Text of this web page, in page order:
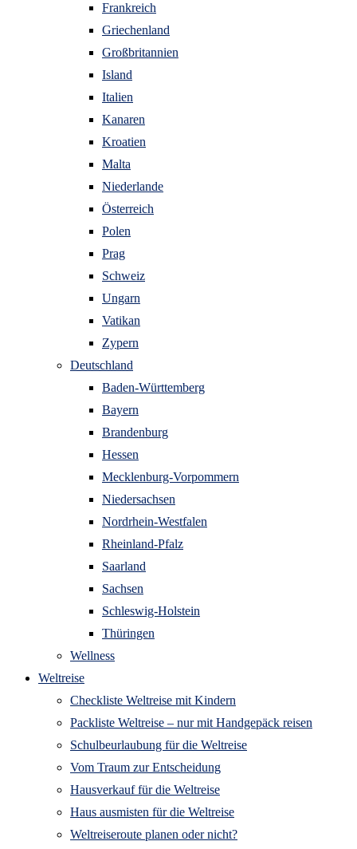
Frankreich
Griechenland
Großbritannien
Island
Italien
Kanaren
Kroatien
Malta
Niederlande
Österreich
Polen
Prag
Schweiz
Ungarn
Vatikan
Zypern
Deutschland
Baden-Württemberg
Bayern
Brandenburg
Hessen
Mecklenburg-Vorpommern
Niedersachsen
Nordrhein-Westfalen
Rheinland-Pfalz
Saarland
Sachsen
Schleswig-Holstein
Thüringen
Wellness
Weltreise
Checkliste Weltreise mit Kindern
Packliste Weltreise – nur mit Handgepäck reisen
Schulbeurlaubung für die Weltreise
Vom Traum zur Entscheidung
Hausverkauf für die Weltreise
Haus ausmisten für die Weltreise
Weltreiseroute planen oder nicht?